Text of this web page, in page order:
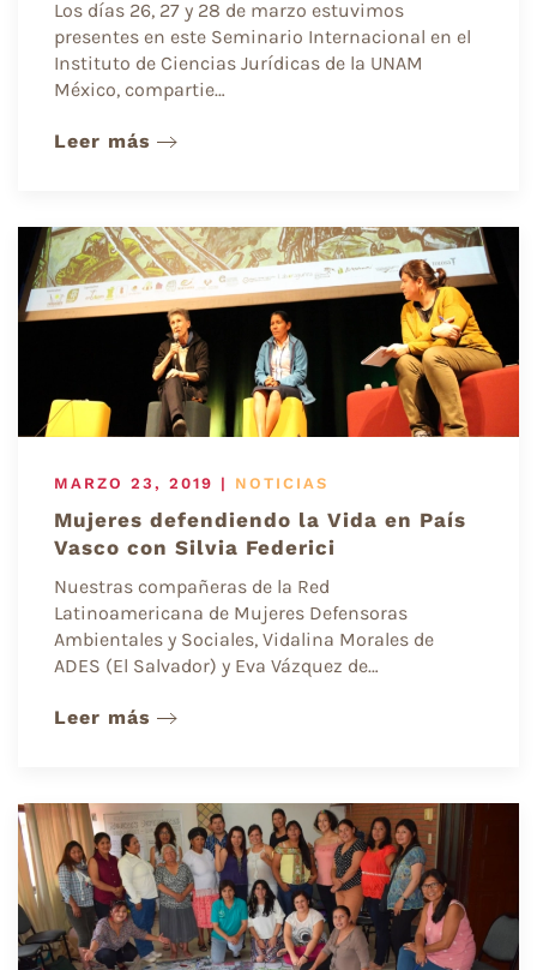
Los días 26, 27 y 28 de marzo estuvimos
presentes en este Seminario Internacional en el
Instituto de Ciencias Jurídicas de la UNAM
México, compartie…
Leer más
MARZO 23, 2019 | NOTICIAS
Mujeres defendiendo la Vida en País
Vasco con Silvia Federici
Nuestras compañeras de la Red
Latinoamericana de Mujeres Defensoras
Ambientales y Sociales, Vidalina Morales de
ADES (El Salvador) y Eva Vázquez de…
Leer más